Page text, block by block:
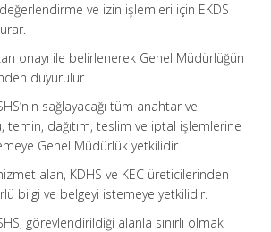
ve izin işlemleri için EKDS
onayı ile belirlenerek Genel Müdürlüğün
duyurulur.
sağlayacağı tüm anahtar ve
temin, dağıtım, teslim ve iptal işlemlerine
Genel Müdürlük yetkilidir.
alan, KDHS ve KEC üreticilerinden
bilgi ve belgeyi istemeye yetkilidir.
görevlendirildiği alanla sınırlı olmak